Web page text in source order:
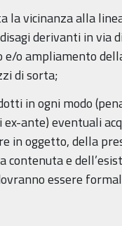
la vicinanza alla
derivanti in via
e/o ampliamento
di sorta;
in ogni modo
ex-ante) eventuali
in oggetto, della
contenuta e
essere